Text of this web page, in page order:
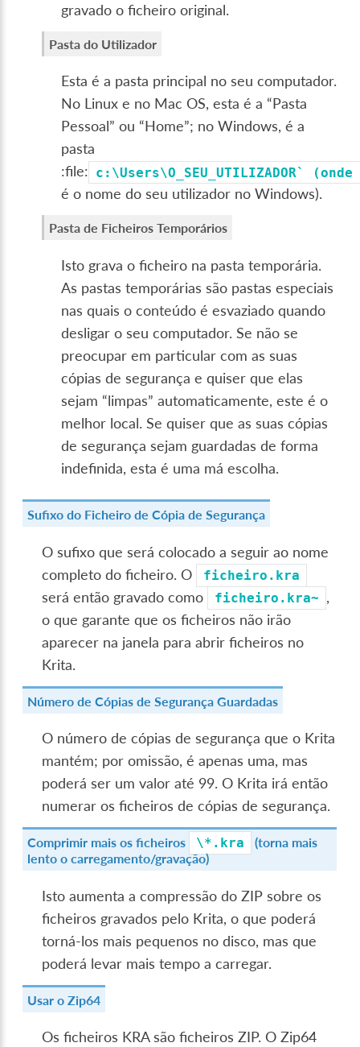
gravado o ficheiro original.
Pasta do Utilizador
Esta é a pasta principal no seu computador.
No Linux e no Mac OS, esta é a “Pasta
Pessoal” ou “Home”; no Windows, é a
pasta
:file: c:\Users\O_SEU_UTILIZADOR` (onde
é o nome do seu utilizador no Windows).
Pasta de Ficheiros Temporários
Isto grava o ficheiro na pasta temporária.
As pastas temporárias são pastas especiais
nas quais o conteúdo é esvaziado quando
desligar o seu computador. Se não se
preocupar em particular com as suas
cópias de segurança e quiser que elas
sejam “limpas” automaticamente, este é o
melhor local. Se quiser que as suas cópias
de segurança sejam guardadas de forma
indefinida, esta é uma má escolha.
Sufixo do Ficheiro de Cópia de Segurança
O sufixo que será colocado a seguir ao nome
completo do ficheiro. O
ficheiro.kra
será então gravado como ficheiro.kra~ ,
o que garante que os ficheiros não irão
aparecer na janela para abrir ficheiros no
Krita.
Número de Cópias de Segurança Guardadas
O número de cópias de segurança que o Krita
mantém; por omissão, é apenas uma, mas
poderá ser um valor até 99. O Krita irá então
numerar os ficheiros de cópias de segurança.
Comprimir mais os ficheiros \*.kra
(torna mais
lento o carregamento/gravação)
Isto aumenta a compressão do ZIP sobre os
ficheiros gravados pelo Krita, o que poderá
torná-los mais pequenos no disco, mas que
poderá levar mais tempo a carregar.
Usar o Zip64
Os ficheiros KRA são ficheiros ZIP. O Zip64